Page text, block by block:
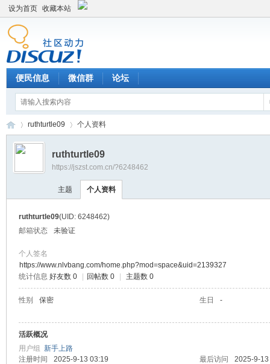
设为首页 收藏本站
便民信息 微信群 论坛
›
ruthturtle09 个人资料
ruthturtle09
https://jszst.com.cn/?6248462
主题 个人资料
ruthturtle09(UID: 6248462)
邮箱状态
未验证
个人签名
https://www.nlvbang.com/home.php?mod=space&uid=2139327
统计信息 好友数 0 回帖数 0 主题数 0
性别 保密 生日 -
活跃概况
用户组 新手上路
注册时间
2025-9-13 03:19 最后访问
2025-9-